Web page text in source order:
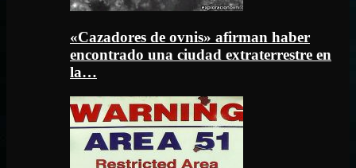
«Cazadores de ovnis» afirman haber
encontrado una ciudad extraterrestre en
la…